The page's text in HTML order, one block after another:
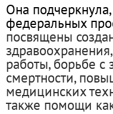
Она
федеральных
посвящены
работы, борьбе
смертности,
медицинских
также помощи